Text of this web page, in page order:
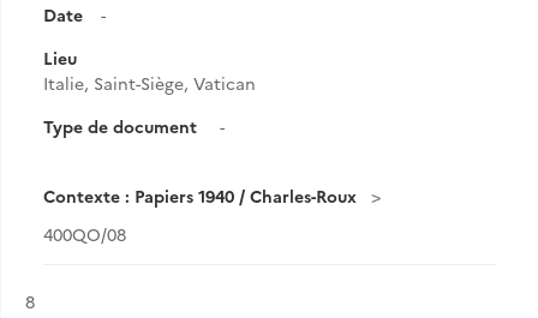
Date
-
Lieu
Italie, Saint-Siège, Vatican
Type de document
-
Contexte : Papiers 1940 / Charles-Roux
400QO/08
Résultat n°
8